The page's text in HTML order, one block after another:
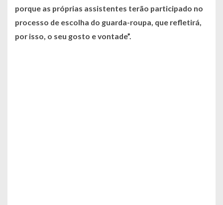
porque as próprias assistentes terão participado no
processo de escolha do guarda-roupa, que refletirá,
por isso, o seu gosto e vontade”.